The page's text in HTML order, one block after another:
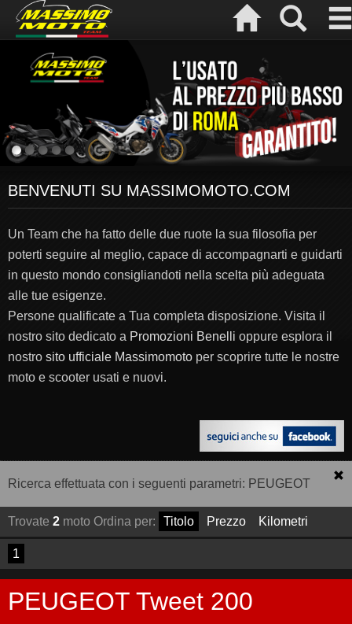
BENVENUTI SU MASSIMOMOTO.COM
Un Team che ha fatto delle due ruote la sua filosofia per
poterti seguire al meglio, capace di accompagnarti e guidarti
in questo mondo consigliandoti nella scelta più adeguata
alle tue esigenze.
Persone qualificate a Tua completa disposizione. Visita il
nostro sito dedicato a Promozioni Benelli oppure esplora il
nostro sito ufficiale Massimomoto per scoprire tutte le nostre
moto e scooter usati e nuovi.
Ricerca effettuata con i seguenti parametri: PEUGEOT
Trovate 2 moto Ordina per: Titolo Prezzo Kilometri
1
PEUGEOT Tweet 200